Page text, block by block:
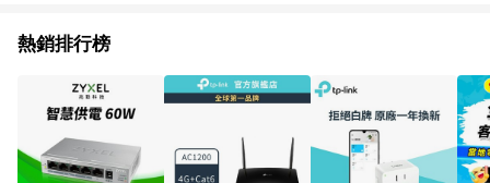
熱銷排行榜